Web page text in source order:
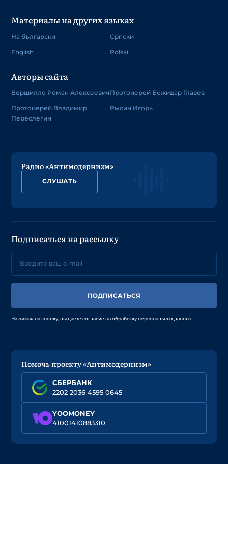
Материалы на других языках
На български
English
Српски
Polski
Авторы сайта
Вершилло Роман Алексеевич
Протоиерей Владимир
Переслегин
Протоиерей Божидар Главев
Рысин Игорь
Радио «Антимодернизм»
СЛУШАТЬ
Подписаться на рассылку
ПОДПИСАТЬСЯ
Нажимая на кнопку, вы даете согласие на обработку персональных данных
Помочь проекту «Антимодернизм»
СБЕРБАНК
2202 2036 4595 0645
YOOMONEY
41001410883310